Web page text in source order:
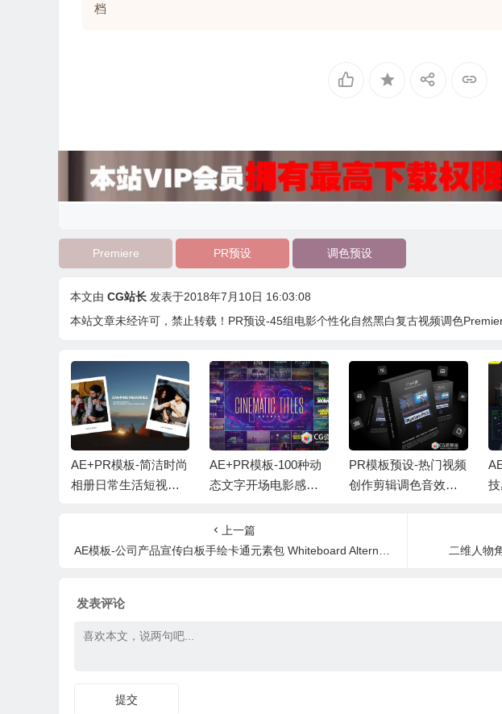
档
Premiere PR预设 调色预设
本文由 CG站长 发表于2018年7月10日 16:03:08
本站文章未经许可，禁止转载！ PR预设-45组电影个性化自然黑白复古视频调色
AE+PR模板-简洁时尚
相册日常生活短视频
AE+PR模板-100种动
态文字开场电影感标
ic Titles Bundle
PR模板预设-热门视频
创作剪辑调色音效特
ture Pack + Tutorials
E
上一篇
AE模板-公司产品宣传白板手绘卡通元素包 Whiteboard Alternative Ideas
二维人物
发表评论